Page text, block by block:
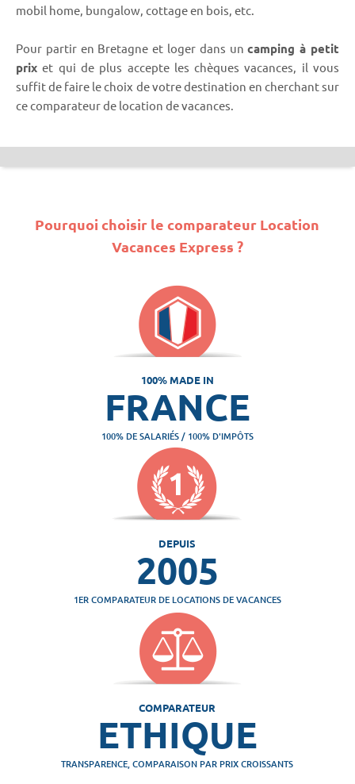
mobil home, bungalow, cottage en bois, etc.
Pour partir en Bretagne et loger dans uncamping à petit
prix et qui de plus accepte les chèques vacances, il vous
suffit de faire le choix de votre destination en cherchant sur
ce comparateur de location de vacances.
Pourquoi choisir le comparateur Location
Vacances Express ?
100% MADE IN
FRANCE
100% DE SALARIÉS / 100% D'IMPÔTS
DEPUIS
2005
1ER COMPARATEUR DE LOCATIONS DE VACANCES
COMPARATEUR
ETHIQUE
TRANSPARENCE, COMPARAISON PAR PRIX CROISSANTS